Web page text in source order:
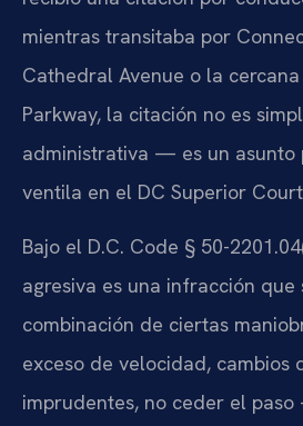
mientras transitaba por
Cathedral Avenue o la cercana
Parkway, la citación no es
administrativa — es un asunto
ventila en el DC Superior
Bajo el D.C. Code § 50-
agresiva es una infracción
combinación de ciertas
exceso de velocidad, cambios
imprudentes, no ceder el